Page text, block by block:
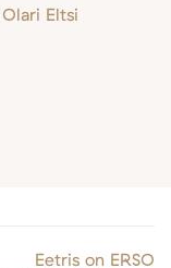
Eltsi
Eetris on ERSO